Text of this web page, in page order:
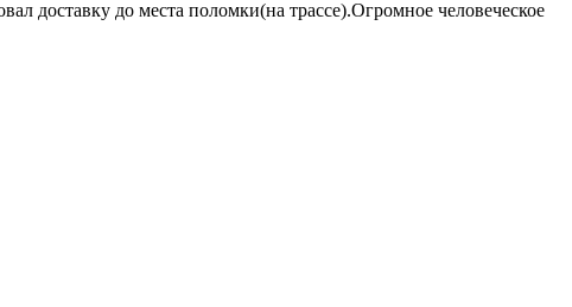
доставку до места поломки(на трассе).Огромное человеческое